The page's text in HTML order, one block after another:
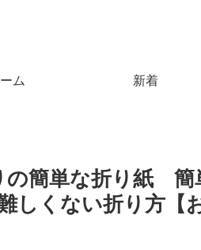
ム 新着
の簡単な折り紙 簡
くない折り方【お